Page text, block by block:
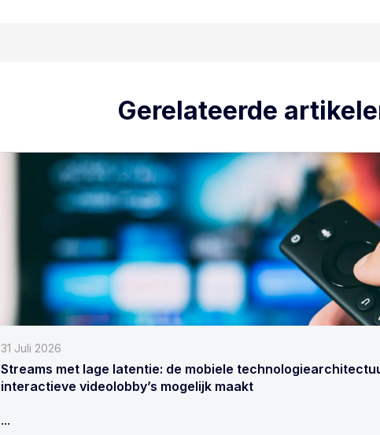
Gerelateerde
31 Juli 2026
Streams met lage latentie: de mobiele
interactieve videolobby’s mogelijk maakt
...